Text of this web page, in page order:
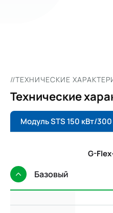
//ТЕХНИЧЕСКИЕ
Технические
Модуль STS 150 кВт/
G-
Базовый